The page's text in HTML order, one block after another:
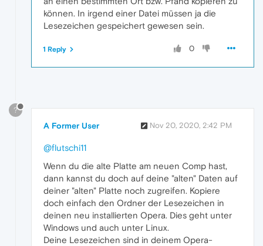
können. In irgend einer Datei müssen ja die
Lesezeichen gespeichert gewesen sein.
0
1 Reply
?
A Former User Nov 20, 2020, 2:42 PM
@flutschi11
Wenn du die alte Platte am neuen Comp hast,
dann kannst du doch auf deine "alten" Daten auf
deiner "alten" Platte noch zugreifen. Kopiere
doch einfach den Ordner der Lesezeichen in
deinen neu installierten Opera. Dies geht unter
Windows und auch unter Linux.
Deine Lesezeichen sind in deinem Opera-